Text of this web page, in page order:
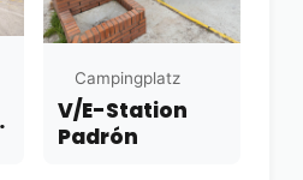
Campingplatz
V/E-Station
Padrón